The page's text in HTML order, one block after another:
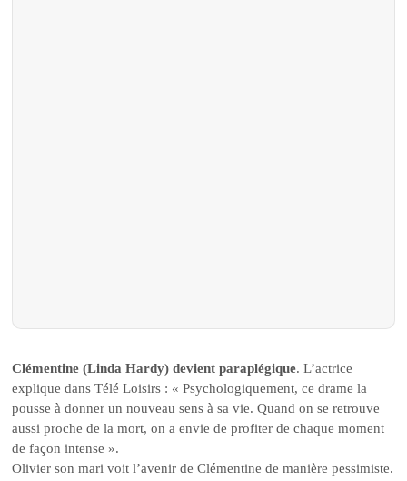
Clémentine (Linda Hardy) devient paraplégique. L’actrice
explique dans Télé Loisirs : « Psychologiquement, ce drame la
pousse à donner un nouveau sens à sa vie. Quand on se retrouve
aussi proche de la mort, on a envie de profiter de chaque moment
de façon intense ».
Olivier son mari voit l’avenir de Clémentine de manière pessimiste.